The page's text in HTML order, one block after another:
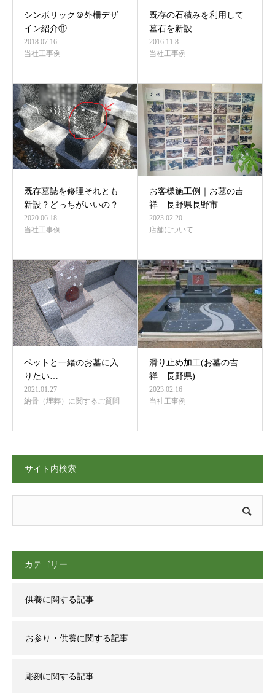
シンボリック＠外柵デザ
イン紹介⑪
2018.07.16
当社工事例
既存の石積みを利用して
墓石を新設
2016.11.8
当社工事例
既存墓誌を修理それとも
新設？どっちがいいの？
2020.06.18
当社工事例
お客様施工例｜お墓の吉
祥 長野県長野市
2023.02.20
店舗について
ペットと一緒のお墓に入
りたい…
2021.01.27
納骨（埋葬）に関するご質問
滑り止め加工(お墓の吉
祥 長野県)
2023.02.16
当社工事例
サイト内検索
カテゴリー
供養に関する記事
お参り・供養に関する記事
彫刻に関する記事